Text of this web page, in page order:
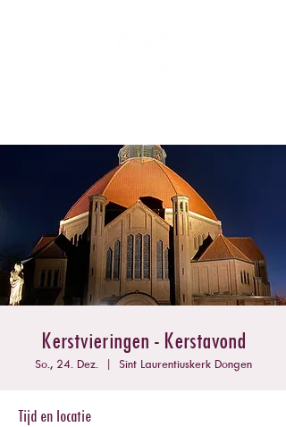
Kerstvieringen - Kerstavond
So., 24. Dez.
  |
Sint Laurentiuskerk Dongen
Tijd en locatie